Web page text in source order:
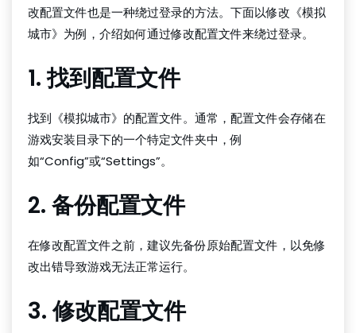
改配置文件也是一种绕过登录的方法。下面以修改《模拟
城市》为例，介绍如何通过修改配置文件来绕过登录。
1. 找到配置文件
找到《模拟城市》的配置文件。通常，配置文件会存储在
游戏安装目录下的一个特定文件夹中，例
如“Config”或“Settings”。
2. 备份配置文件
在修改配置文件之前，建议先备份原始配置文件，以免修
改出错导致游戏无法正常运行。
3. 修改配置文件